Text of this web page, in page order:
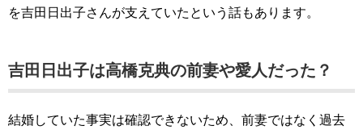
を吉田日出子さんが支えていたという話もあります。
吉田日出子は高橋克典の前妻や愛人だった？
結婚していた事実は確認できないため、前妻ではなく過去